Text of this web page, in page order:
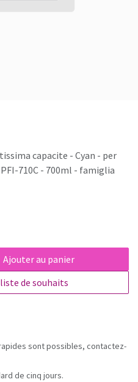
capacite - Cyan - per
710C - 700ml - famiglia
Ajouter au panier
de souhaits
sont possibles, contactez-
de cinq jours.